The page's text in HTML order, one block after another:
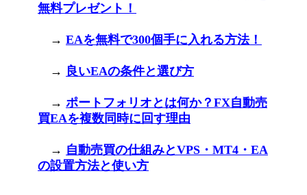
無料プレゼント！
→ EAを無料で300個手に入れる方法！
→ 良いEAの条件と選び方
→ ポートフォリオとは何か？FX自動売
買EAを複数同時に回す理由
→ 自動売買の仕組みとVPS・MT4・EA
の設置方法と使い方